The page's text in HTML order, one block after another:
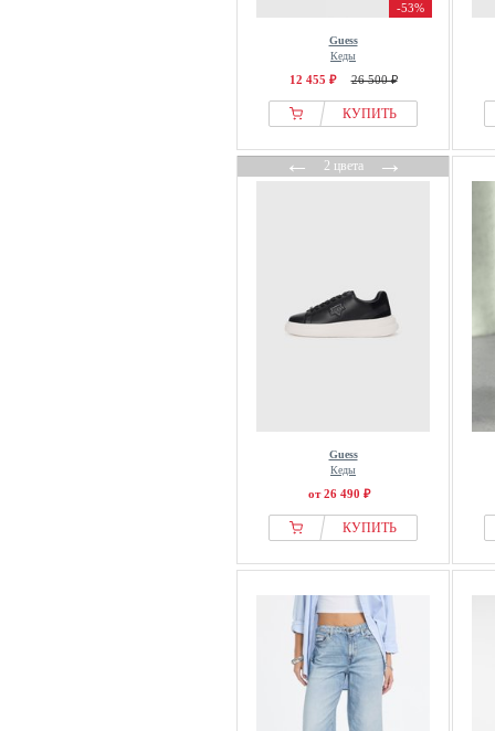
-53%
Guess
Кеды
12 455 ₽ 26 500 ₽
КУПИТЬ
←2 цвета→
Guess
Кеды
от 26 490 ₽
КУПИТЬ